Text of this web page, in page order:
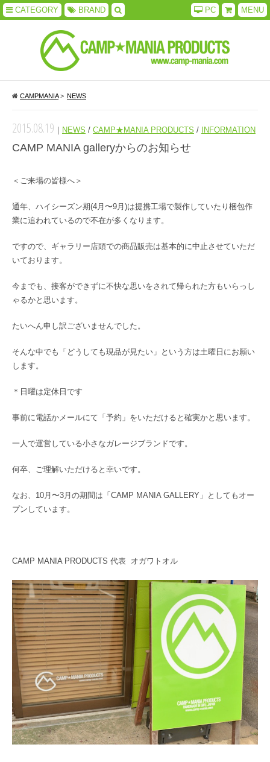
CATEGORY BRAND MENU
PC
CAMPMANIA> NEWS
2015.08.19 ｜ NEWS / CAMP★MANIA PRODUCTS / INFORMATION
CAMP MANIA galleryからのお知らせ
＜ご来場の皆様へ＞
通年、ハイシーズン期(4月〜9月)は提携工場で製作していたり梱包作
業に追われているので不在が多くなります。
ですので、ギャラリー店頭での商品販売は基本的に中止させていただ
いております。
今までも、接客ができずに不快な思いをされて帰られた方もいらっし
ゃるかと思います。
たいへん申し訳ございませんでした。
そんな中でも「どうしても現品が見たい」という方は土曜日にお願い
します。
＊日曜は定休日です
事前に電話かメールにて「予約」をいただけると確実かと思います。
一人で運営している小さなガレージブランドです。
何卒、ご理解いただけると幸いです。
なお、10月〜3月の期間は「CAMP MANIA GALLERY」としてもオー
プンしています。
CAMP MANIA PRODUCTS 代表 オガワトオル